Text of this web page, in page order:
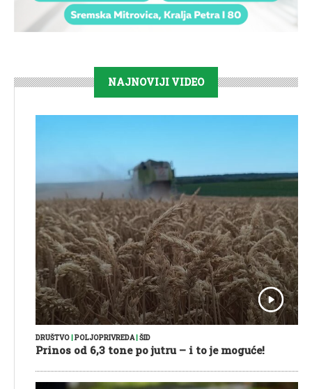
NAJNOVIJI VIDEO
DRUŠTVO POLJOPRIVREDA| ŠID
Prinos od 6,3 tone po jutru – i to je moguće!